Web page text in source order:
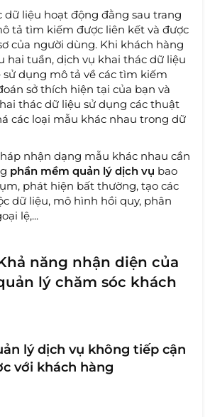
dữ liệu hoạt động đằng sau trang
tả tìm kiếm được liên kết và được
của người dùng. Khi khách hàng
hai tuần, dịch vụ khai thác dữ liệu
sử dụng mô tả về các tìm kiếm
sở thích hiện tại của bạn và
thác dữ liệu sử dụng các thuật
các loại mẫu khác nhau trong dữ
nhận dạng mẫu khác nhau cần
phần mềm quản lý dịch vụ bao
phát hiện bất thường, tạo các
dữ liệu, mô hình hồi quy, phân
lệ,...
năng nhận diện của
lý chăm sóc khách
lý dịch vụ không tiếp cận
với khách hàng